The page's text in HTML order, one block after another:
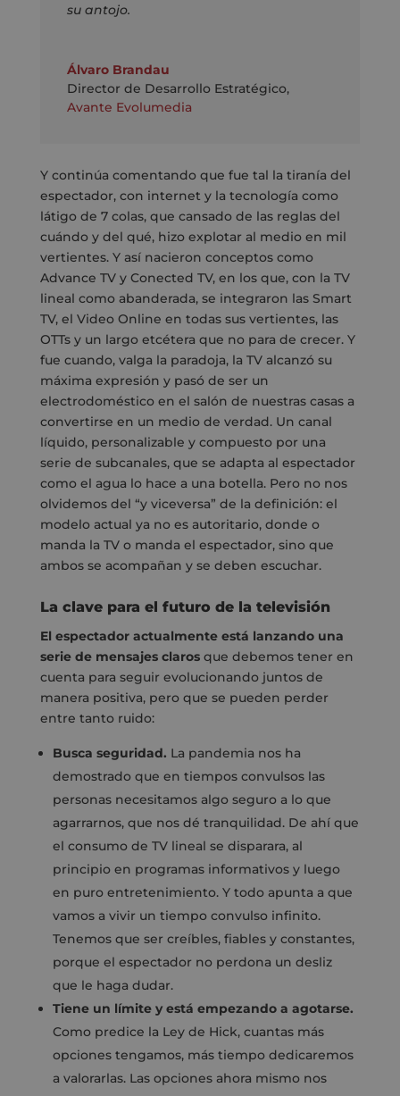
su antojo.
Álvaro Brandau
Director de Desarrollo Estratégico,
Avante Evolumedia
Y continúa comentando que fue tal la tiranía del
espectador, con internet y la tecnología como
látigo de 7 colas, que cansado de las reglas del
cuándo y del qué, hizo explotar al medio en mil
vertientes. Y así nacieron conceptos como
Advance TV y Conected TV, en los que, con la TV
lineal como abanderada, se integraron las Smart
TV, el Video Online en todas sus vertientes, las
OTTs y un largo etcétera que no para de crecer. Y
fue cuando, valga la paradoja, la TV alcanzó su
máxima expresión y pasó de ser un
electrodoméstico en el salón de nuestras casas a
convertirse en un medio de verdad. Un canal
líquido, personalizable y compuesto por una
serie de subcanales, que se adapta al espectador
como el agua lo hace a una botella. Pero no nos
olvidemos del “y viceversa” de la definición: el
modelo actual ya no es autoritario, donde o
manda la TV o manda el espectador, sino que
ambos se acompañan y se deben escuchar.
La clave para el futuro de la televisión
El espectador actualmente está lanzando una
serie de mensajes clarosque debemos tener en
cuenta para seguir evolucionando juntos de
manera positiva, pero que se pueden perder
entre tanto ruido:
Busca seguridad. La pandemia nos ha
demostrado que en tiempos convulsos las
personas necesitamos algo seguro a lo que
agarrarnos, que nos dé tranquilidad. De ahí que
el consumo de TV lineal se disparara, al
principio en programas informativos y luego
en puro entretenimiento. Y todo apunta a que
vamos a vivir un tiempo convulso infinito.
Tenemos que ser creíbles, fiables y constantes,
porque el espectador no perdona un desliz
que le haga dudar.
Tiene un límite y está empezando a agotarse.
Como predice la Ley de Hick, cuantas más
opciones tengamos, más tiempo dedicaremos
a valorarlas. Las opciones ahora mismo nos